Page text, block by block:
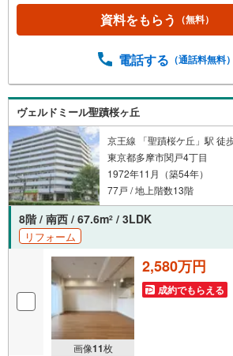
合わせが集中するため、お早めに
内・現地を見学する」ボタンより
のファイナンシャルプランナーへの
ース、おむつ替えベッド、アンパ
備しておりますので、お子様連れで
い。
資料をもらう （無料）
電話する （通話料無料）
ヴェルドミール聖蹟桜ヶ丘
京王線 「聖蹟桜ケ丘」駅 徒
東京都多摩市関戸4丁目
1972年11月（築54年）
77戸 / 地上階数13階
8階 / 南西 / 67.6m2 / 3LDK
リフォーム
画像11枚
2,580万円
成約でもらえる